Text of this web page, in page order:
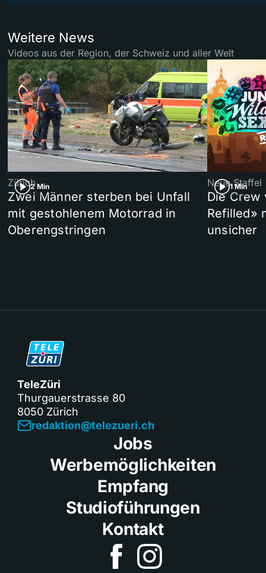
Weitere News
Videos aus der Region, der Schweiz und aller Welt
2 Min
Zürich
Zwei Männer sterben bei Unfall
mit gestohlenem Motorrad in
Oberengstringen
1 Min
Neue Staffel
Die Crew
Refilled»
unsicher
TeleZüri
Thurgauerstrasse 80
8050 Zürich
redaktion@telezueri.ch
Jobs
Werbemöglichkeiten
Empfang
Studioführungen
Kontakt